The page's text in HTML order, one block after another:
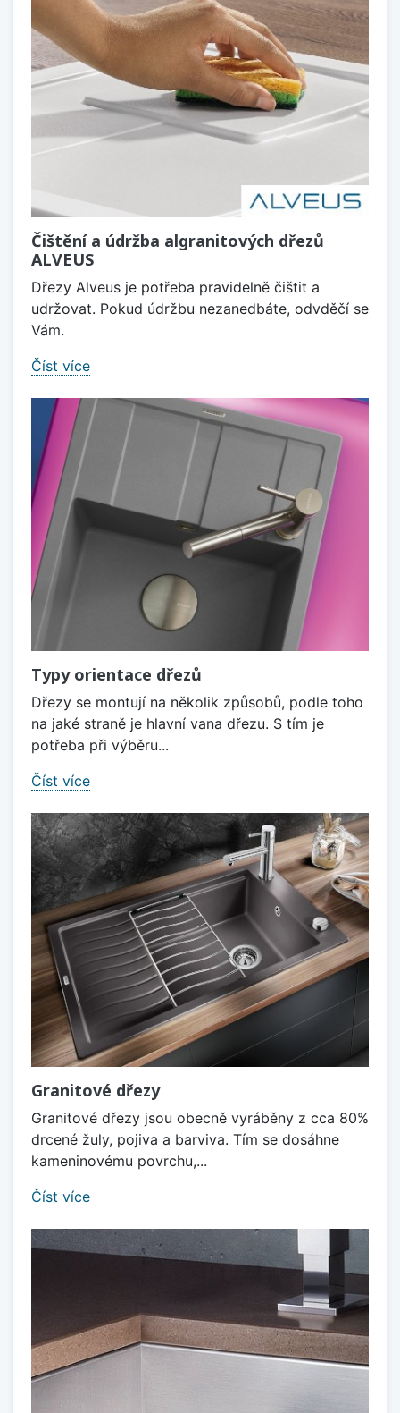
Čištění a údržba algranitových dřezů
ALVEUS
Dřezy Alveus je potřeba pravidelně čištit a
udržovat. Pokud údržbu nezanedbáte, odvděčí se
Vám.
Číst více
Typy orientace dřezů
Dřezy se montují na několik způsobů, podle toho
na jaké straně je hlavní vana dřezu. S tím je
potřeba při výběru...
Číst více
Granitové dřezy
Granitové dřezy jsou obecně vyráběny z cca 80%
drcené žuly, pojiva a barviva. Tím se dosáhne
kameninovému povrchu,...
Číst více